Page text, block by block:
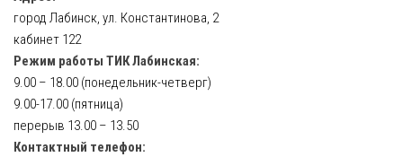
город Лабинск, ул. Константинова, 2
кабинет 122
Режим работы ТИК Лабинская:
9.00 – 18.00 (понедельник-четверг)
9.00-17.00 (пятница)
перерыв 13.00 – 13.50
Контактный телефон: